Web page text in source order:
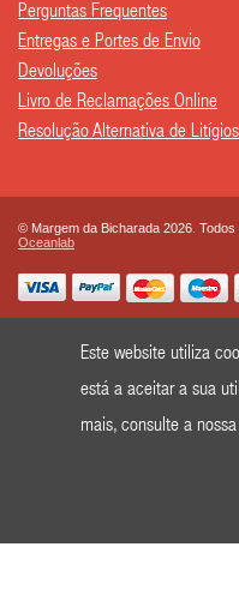
Perguntas Frequentes
Entregas e Portes de Envio
Devoluções
Livro de Reclamações Online
Resolução Alternativa de
© Margem da Bicharada 2026.
Oceanlab
Este website utiliza
está a aceitar a sua
mais, consulte a